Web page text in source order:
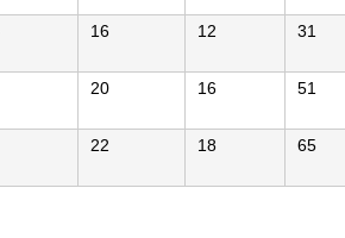
16 12 31
20 16 51
22 18 65